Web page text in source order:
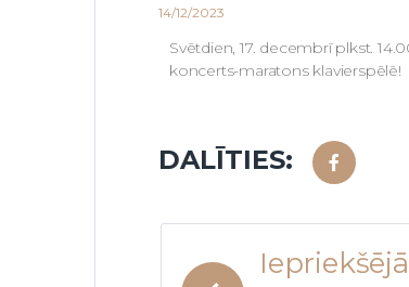
14/12/2023
Svētdien, 17. decembrī plkst.
koncerts-maratons klavierspēlē!
DALĪTIES: